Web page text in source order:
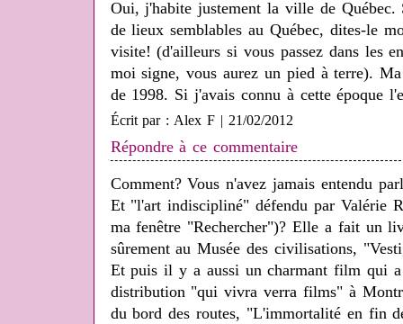
Oui, j'habite justement la ville de Québec.
de lieux semblables au Québec, dites-le
visite! (d'ailleurs si vous passez dans les
moi signe, vous aurez un pied à terre).
de 1998. Si j'avais connu à cette époque
Écrit par : Alex F | 21/02/2012
Répondre à ce commentaire
Comment? Vous n'avez jamais entendu
Et "l'art indiscipliné" défendu par Valérie
ma fenêtre "Rechercher")? Elle a fait un
sûrement au Musée des civilisations,
Et puis il y a aussi un charmant film qui
distribution "qui vivra verra films" à
du bord des routes, "L'immortalité en fin